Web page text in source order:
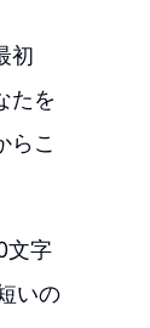
初
たを
らこ
文字
いの